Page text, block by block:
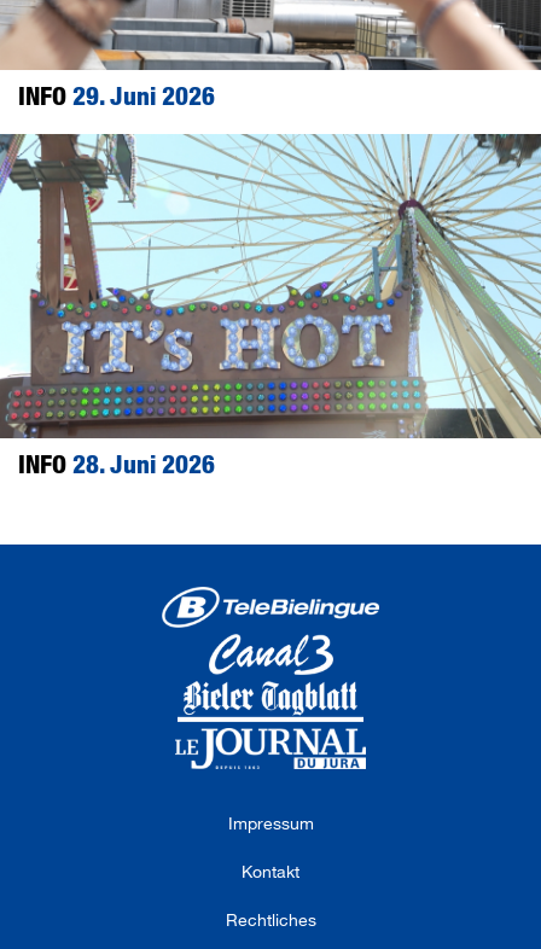
INFO29. Juni 2026
INFO28. Juni 2026
Impressum
Kontakt
Rechtliches